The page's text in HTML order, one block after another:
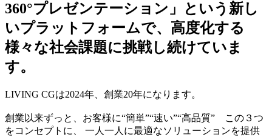
360°プレゼンテーション」という新し
いプラットフォームで、高度化する
様々な社会課題に挑戦し続けていま
す。
LIVING CGは2024年、創業20年になります。
創業以来ずっと、お客様に“簡単”“速い”“高品質” この３つ
をコンセプトに、 一人一人に最適なソリューションを提供